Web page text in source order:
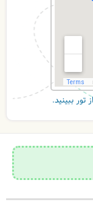
تور ببینید.